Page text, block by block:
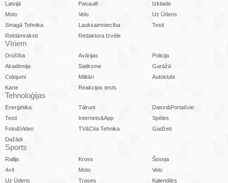
Latvijā Pasaulē
Izklaide
Moto
Velo
Uz Ūdens
Smagā Tehnika
Lauksaimniecība
Testi
Reklāmraksti
Redaktora Izvēle
Vīriem
Drošība Avārijas
Policija
Akadēmija
Satiksme
Garāžā
Ceļojumi
Militāri
Autoklubi
Karte
Reakcijas tests
Tehnoloģijas
Enerģētika Tālruņi
Datori&Portatīvie
Testi
Internets&App
Spēles
Foto&Video
TV&Cita Tehnika
Gadžeti
Dažādi
Sports
Rallijs Kross
Šoseja
4x4
Moto
Velo
Uz Ūdens
Trases Kalendārs